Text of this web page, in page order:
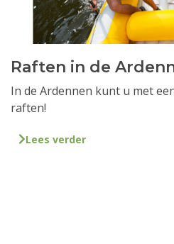
Raften in de
In de Ardennen kunt u met
raften!
Lees verder